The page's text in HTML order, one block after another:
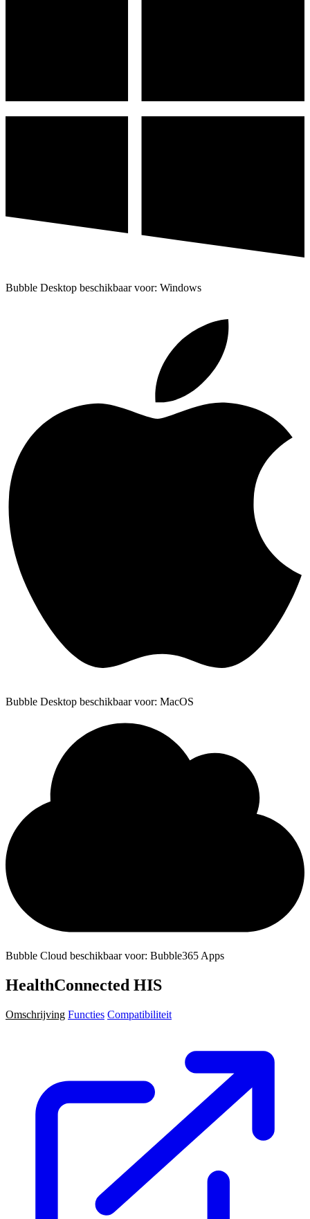
Bubble Desktop beschikbaar voor: Windows
Bubble Desktop beschikbaar voor: MacOS
Bubble Cloud beschikbaar voor: Bubble365 Apps
HealthConnected HIS
Omschrijving Functies Compatibiliteit